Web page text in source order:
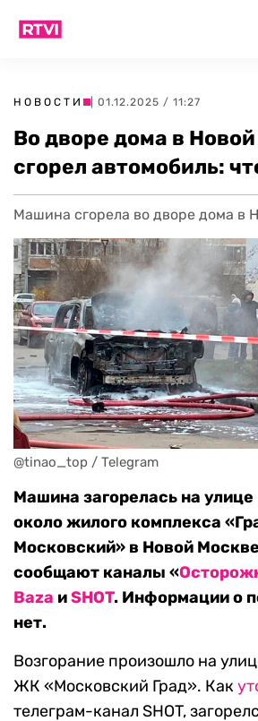
НОВОСТИ | 01.12.2025 / 11:27
Во дворе дома в
сгорел автомобиль:
Машина сгорела во дворе дома в
@tinao_top / Telegram
Машина загорелась на
около жилого комплекса
Московский» в Новой
сообщают каналы «
Baza иSHOT. Информации о
нет.
Возгорание произошло на
ЖК «Московский Град». Как
телеграм-канал SHOT,